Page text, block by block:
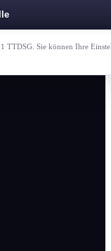
TTDSG. Sie können Ihre